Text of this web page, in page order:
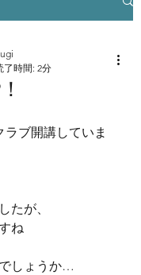
了時間: 2分
ブ開講していま
たが、
ね
しょうか…